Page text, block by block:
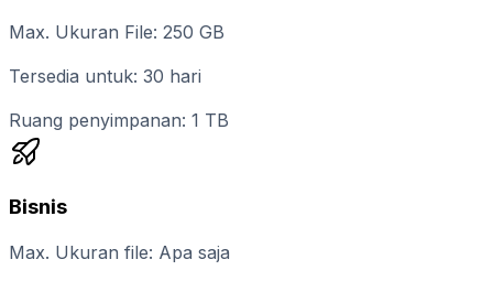
Max. Ukuran File: 250 GB
Tersedia untuk: 30 hari
Ruang penyimpanan: 1 TB
Bisnis
Max. Ukuran file: Apa saja